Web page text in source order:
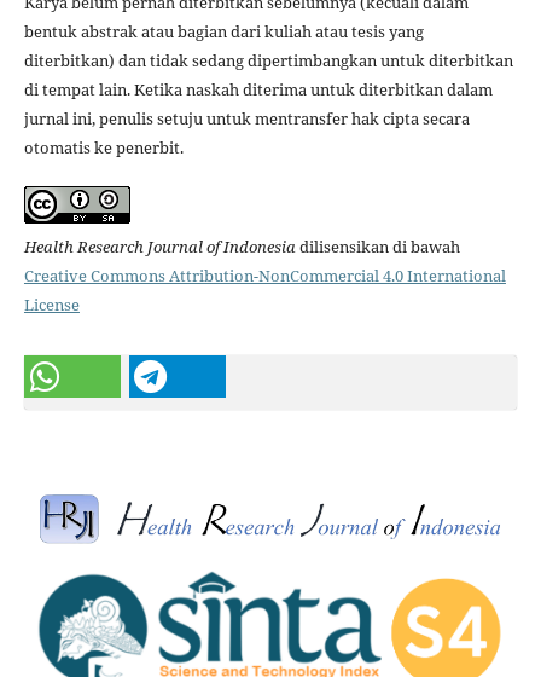
bentuk abstrak atau bagian dari kuliah atau tesis yang
diterbitkan) dan tidak sedang dipertimbangkan untuk diterbitkan
di tempat lain. Ketika naskah diterima untuk diterbitkan dalam
jurnal ini, penulis setuju untuk mentransfer hak cipta secara
otomatis ke penerbit.
Health Research Journal of Indonesiadilisensikan di bawah
Creative Commons Attribution-NonCommercial 4.0 International
License